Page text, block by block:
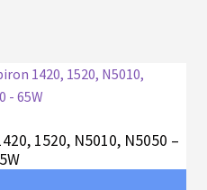
1520, N5010, N5050 –